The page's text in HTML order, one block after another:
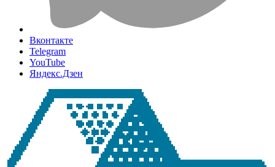
Вконтакте
Telegram
YouTube
Яндекс.Дзен